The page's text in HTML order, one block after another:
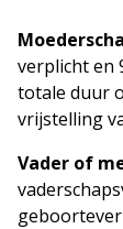
verplicht en
totale duur
vrijstelling
Vader of